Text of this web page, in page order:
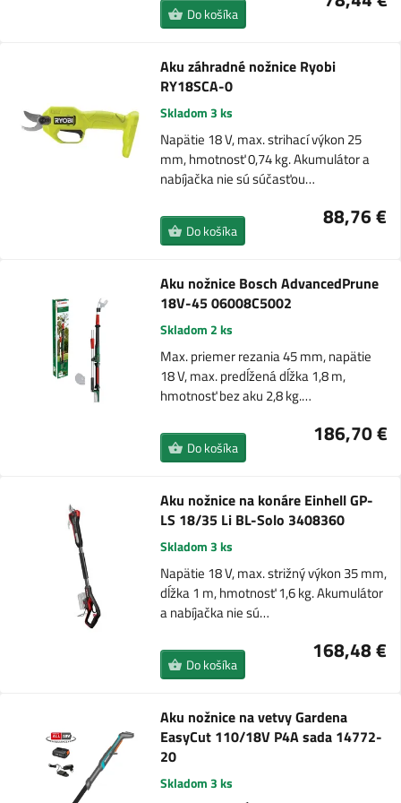
Do košíka
Aku záhradné nožnice Ryobi
RY18SCA-0
Skladom 3 ks
Napätie 18 V, max. strihací výkon 25
mm, hmotnosť 0,74 kg. Akumulátor a
nabíjačka nie sú súčasťou…
88,76 €
Do košíka
Aku nožnice Bosch AdvancedPrune
18V-45 06008C5002
Skladom 2 ks
Max. priemer rezania 45 mm, napätie
18 V, max. predĺžená dĺžka 1,8 m,
hmotnosť bez aku 2,8 kg.…
186,70 €
Do košíka
Aku nožnice na konáre Einhell GP-
LS 18/35 Li BL-Solo 3408360
Skladom 3 ks
Napätie 18 V, max. strižný výkon 35 mm,
dĺžka 1 m, hmotnosť 1,6 kg. Akumulátor
a nabíjačka nie sú…
168,48 €
Do košíka
Aku nožnice na vetvy Gardena
EasyCut 110/18V P4A sada 14772-
20
Skladom 3 ks